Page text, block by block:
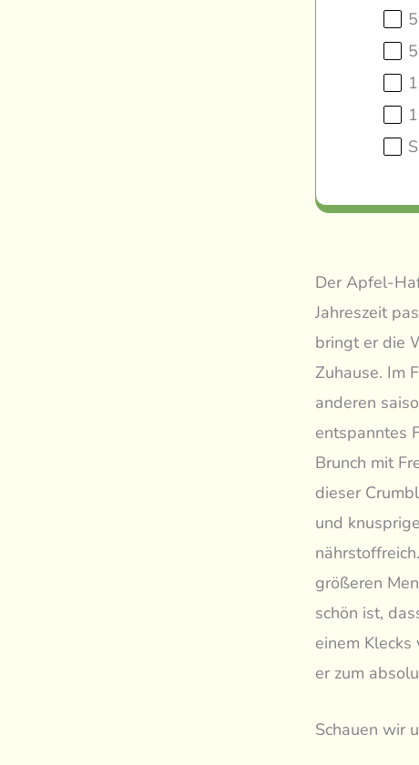
Der Apfel-
Jahreszeit
bringt er die
Zuhause. Im
anderen
entspanntes
Brunch mit
dieser
und
größeren
schön ist,
einem
er zum
Schauen wir